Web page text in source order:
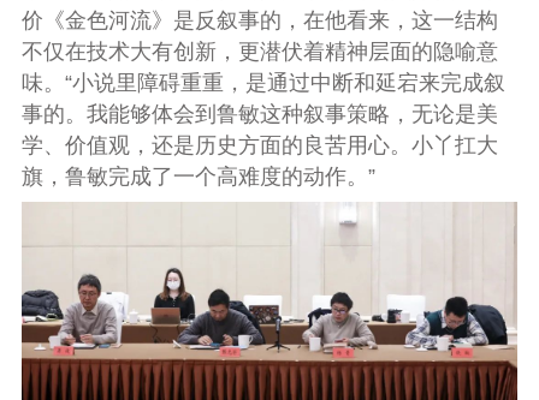
价《金色河流》是反叙事的，在他看来，这一结构
不仅在技术大有创新，更潜伏着精神层面的隐喻意
味。“小说里障碍重重，是通过中断和延宕来完成叙
事的。我能够体会到鲁敏这种叙事策略，无论是美
学、价值观，还是历史方面的良苦用心。小丫扛大
旗，鲁敏完成了一个高难度的动作。”